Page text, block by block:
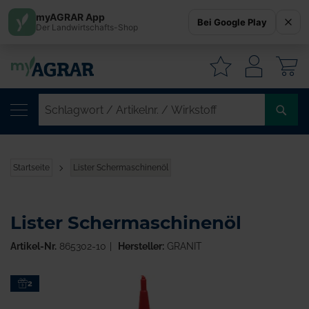
Startseite Lister Schermaschinenöl
Zum2
Lister Schermaschinenöl
Artikel-Nr. 865302-10 Hersteller:GRANIT
myAGRAR App
Der Landwirtschafts-Shop Bei Google Play